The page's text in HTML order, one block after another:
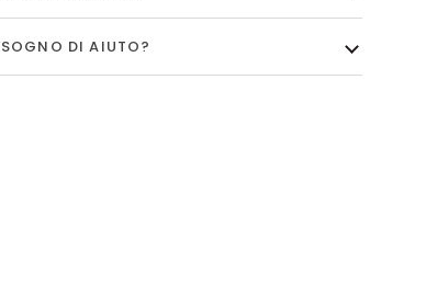
DI AIUTO?